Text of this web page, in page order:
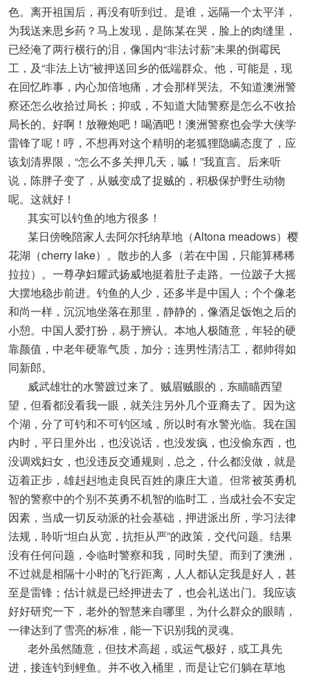
色。离开祖国后，再没有听到过。是谁，远隔一个太平洋，
为我送来思乡药？马上发现，是陈某在哭，脸上的肉缝里，
已经淹了两行横行的泪，像国内“非法讨薪”未果的倒霉民
工，及“非法上访”被押送回乡的低端群众。他，可能是，现
在回忆昨事，内心加倍地痛，才会那样哭法。不知道澳洲警
察还怎么收拾过局长；抑或，不知道大陆警察是怎么不收拾
局长的。好啊！放鞭炮吧！喝酒吧！澳洲警察也会学大侠学
雷锋了呢！哼，不想再对这个精明的老狐狸隐瞒态度了，应
该划清界限，“怎么不多关押几天，嘁！”我直言。后来听
说，陈胖子变了，从贼变成了捉贼的，积极保护野生动物
呢。这就好！
其实可以钓鱼的地方很多！
某日傍晚陪家人去阿尔托纳草地（Altona meadows）樱
花湖（cherry lake）。散步的人多（若在中国，只能算稀稀
拉拉）。一尊孕妇耀武扬威地挺着肚子走路。一位跛子大摇
大摆地稳步前进。钓鱼的人少，还多半是中国人；个个像老
和尚一样，沉沉地坐落在那里，静静的，像酒足饭饱之后的
小憩。中国人爱打扮，易于辨认。本地人极随意，年轻的硬
靠颜值，中老年硬靠气质，加分；连男性清洁工，都帅得如
同新郎。
威武雄壮的水警踱过来了。贼眉贼眼的，东瞄瞄西望
望，但看都没看我一眼，就关注另外几个亚裔去了。因为这
个湖，分了可钓和不可钓区域，所以时有水警光临。我在国
内时，平日里外出，也没说话，也没发疯，也没偷东西，也
没调戏妇女，也没违反交通规则，总之，什么都没做，就是
迈着正步，雄赳赳地走良民百姓的康庄大道。但常被英勇机
智的警察中的个别不英勇不机智的临时工，当成社会不安定
因素，当成一切反动派的社会基础，押进派出所，学习法律
法规，聆听“坦白从宽，抗拒从严”的政策，交代问题。结果
没有任何问题，令临时警察和我，同时失望。而到了澳洲，
不过就是相隔十小时的飞行距离，人人都认定我是好人，甚
至是雷锋；估计就是已经押进去了，也会礼送出门。我应该
好好研究一下，老外的智慧来自哪里，为什么群众的眼睛，
一律达到了雪亮的标准，能一下识别我的灵魂。
老外虽然随意，但技术高超，或运气极好，或工具先
进，接连钓到鲤鱼。并不收入桶里，而是让它们躺在草地